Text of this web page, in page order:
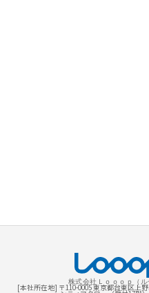
株式会社Ｌｏｏｏｐ（ル
[本社所在地] 〒110-0005 東京都台東区上